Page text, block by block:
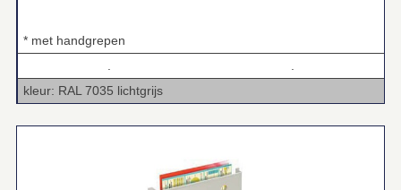
* met handgrepen
.
.
kleur: RAL 7035 lichtgrijs